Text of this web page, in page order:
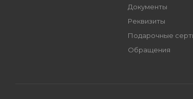
Документы
Реквизиты
Подарочные
Обращения